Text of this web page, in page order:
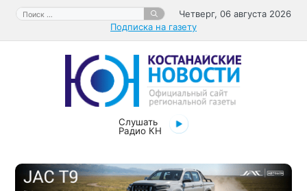
Перейти
содержимому
Поиск:
Четверг, 06 августа 2026
Подписка на газету
Слушать
Радио КН